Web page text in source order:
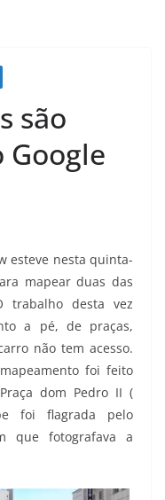
são
Google
esteve nesta quinta-
mapear duas das
trabalho desta vez
a pé, de praças,
não tem acesso.
foi feito
dom Pedro II (
foi flagrada pelo
que fotografava a